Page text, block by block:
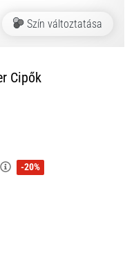
Szín változtatása
Cipők
-20%